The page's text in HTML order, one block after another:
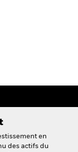
en
des actifs du